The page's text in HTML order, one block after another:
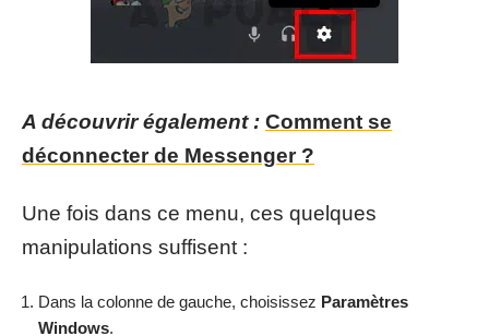
A découvrir également : Comment se
déconnecter de Messenger ?
Une fois dans ce menu, ces quelques
manipulations suffisent :
Dans la colonne de gauche, choisissez Paramètres
Windows.